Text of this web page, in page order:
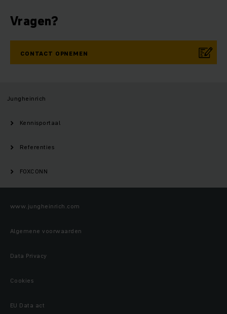
Vragen?
CONTACT OPNEMEN
Jungheinrich
Kennisportaal
Referenties
FOXCONN
www.jungheinrich.com
Algemene voorwaarden
Data Privacy
Cookies
EU Data act